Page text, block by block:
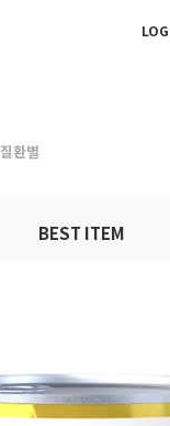
질환별
BEST ITEM